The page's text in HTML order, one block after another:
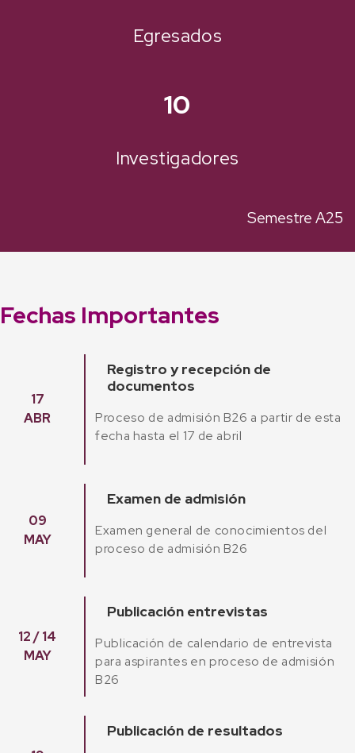
Egresados
10
Investigadores
Semestre A25
Fechas Importantes
17
ABR
Registro y recepción de
documentos
Proceso de admisión B26 a partir de esta
fecha hasta el 17 de abril
09
MAY
Examen de admisión
Examen general de conocimientos del
proceso de admisión B26
12 / 14
MAY
Publicación entrevistas
Publicación de calendario de entrevista
para aspirantes en proceso de admisión
B26
Publicación de resultados